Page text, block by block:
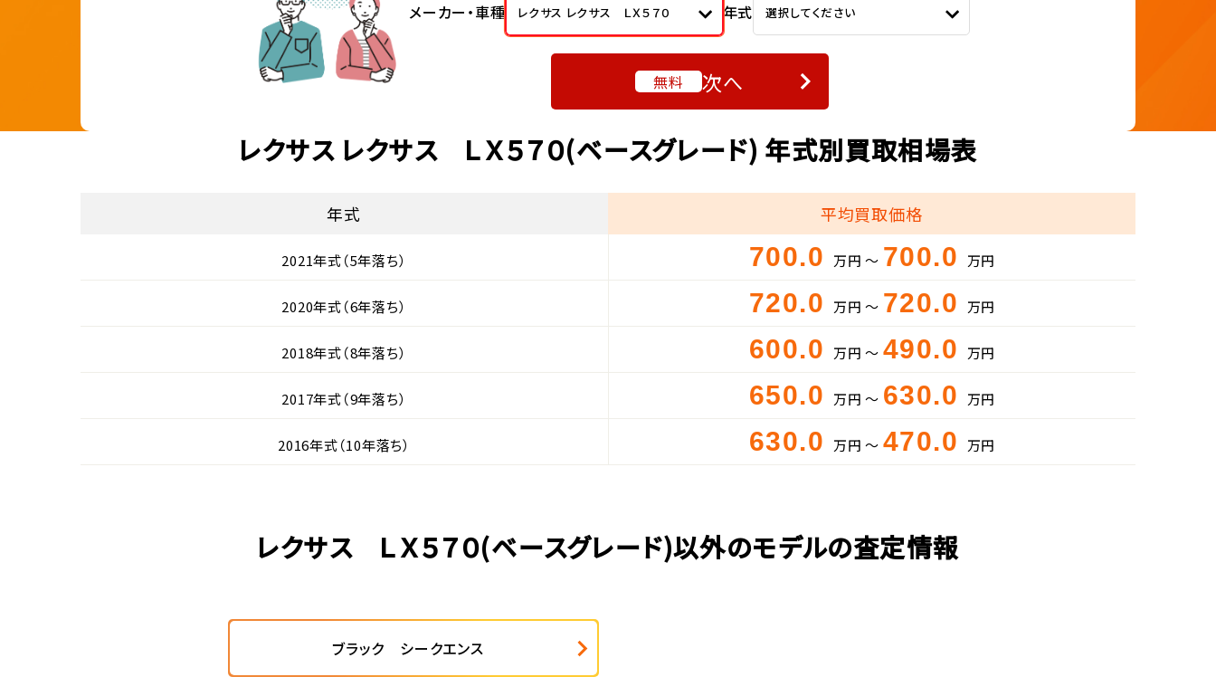
メーカー・車種 レクサス レクサス ＬＸ５７０ 年式 選択してください
無料 次へ
レクサス レクサス ＬＸ５７０(ベースグレード) 年式別買取相場表
年式 平均買取価格
2021年式（5年落ち） 700.0 万円 ～ 700.0 万円
2020年式（6年落ち） 720.0 万円 ～ 720.0 万円
2018年式（8年落ち） 600.0 万円 ～ 490.0 万円
2017年式（9年落ち） 650.0 万円 ～ 630.0 万円
2016年式（10年落ち） 630.0 万円 ～ 470.0 万円
レクサス ＬＸ５７０(ベースグレード)以外のモデルの査定情報
ブラック シークエンス